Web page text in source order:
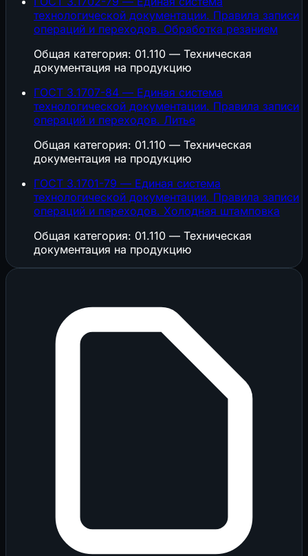
технологической документации. Правила записи
операций и переходов. Обработка резанием
Общая категория: 01.110 — Техническая
документация на продукцию
ГОСТ 3.1707-84 — Единая система
технологической документации. Правила записи
операций и переходов. Литье
Общая категория: 01.110 — Техническая
документация на продукцию
ГОСТ 3.1701-79 — Единая система
технологической документации. Правила записи
операций и переходов. Холодная штамповка
Общая категория: 01.110 — Техническая
документация на продукцию